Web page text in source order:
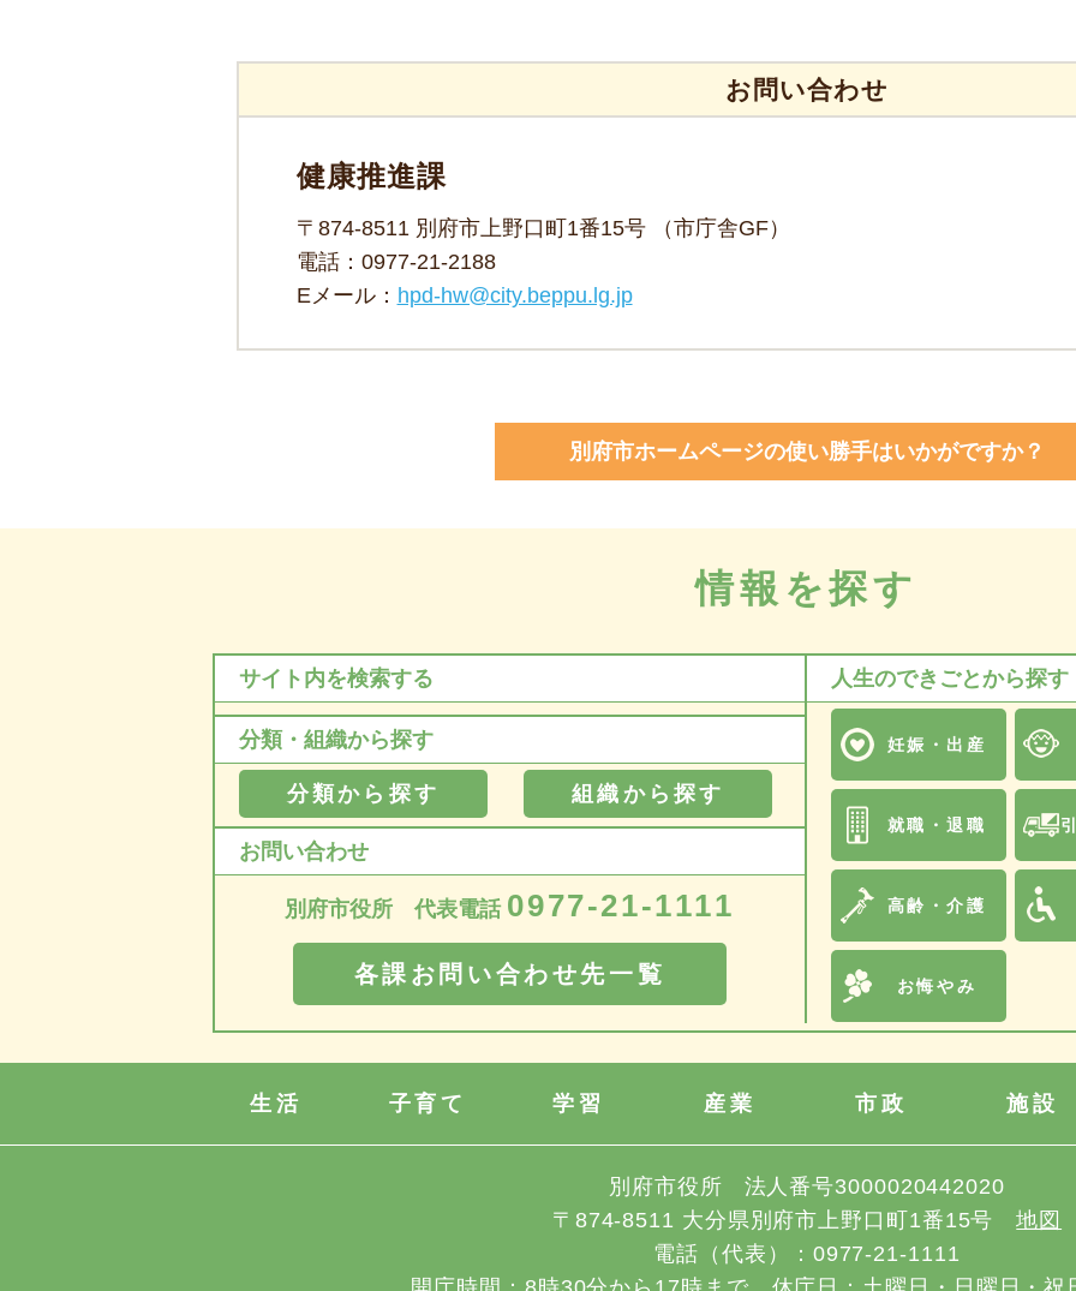
お問い合わせ
健康推進課
〒874-8511 別府市上野口町1番15号 （市庁舎GF）
電話： 0977-21-2188
Eメール： hpd-hw@city.beppu.lg.jp
別府市ホームページの使い勝手はいかがですか？
情報を探す
サイト内を検索する
分類・組織から探す
分類から探す 組織から探す
お問い合わせ
別府市役所 代表電話 0977-21-1111
各課お問い合わせ先一覧
人生のできごとから探す
妊娠・出産
就職・退職
高齢・介護
お悔やみ
生活 子育て 学習 産業 市政 施設
別府市役所
法人番号3000020442020
〒874-8511 大分県別府市上野口町1番15号地図
電話（代表）： 0977-21-1111